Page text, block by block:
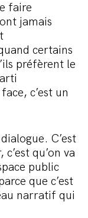
faire
jamais
certains
préfèrent le
c’est un
C’est
qu’on va
public
que c’est
narratif qui